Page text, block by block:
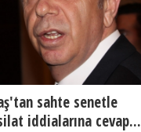
sahte senetle
iddialarına cevap...